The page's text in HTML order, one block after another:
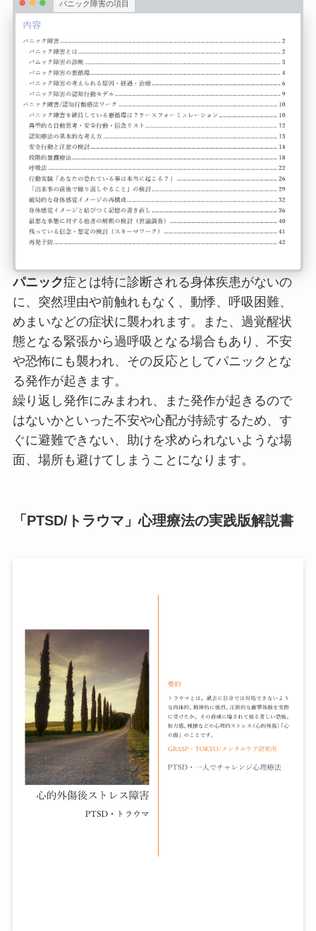
パニック障害の項目
パニック症とは特に診断される身体疾患がないの
に、突然理由や前触れもなく、動悸、呼吸困難、
めまいなどの症状に襲われます。また、過覚醒状
態となる緊張から過呼吸となる場合もあり、不安
や恐怖にも襲われ、その反応としてパニックとな
る発作が起きます。
繰り返し発作にみまわれ、また発作が起きるので
はないかといった不安や心配が持続するため、す
ぐに避難できない、助けを求められないような場
面、場所も避けてしまうことになります。
「PTSD/トラウマ」心理療法の実践版解説書